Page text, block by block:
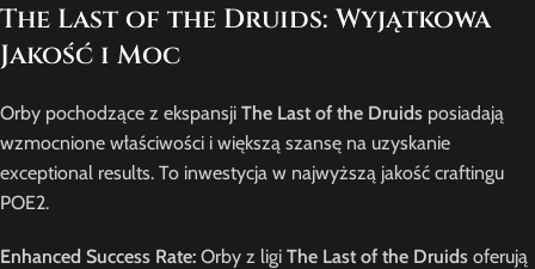
The Last of the Druids: Wyjątkowa
Jakość i Moc
Orby pochodzące z ekspansji The Last of the Druids posiadają
wzmocnione właściwości i większą szansę na uzyskanie
exceptional results. To inwestycja w najwyższą jakość craftingu
POE2.
Enhanced Success Rate: Orby z ligi The Last of the Druids oferują